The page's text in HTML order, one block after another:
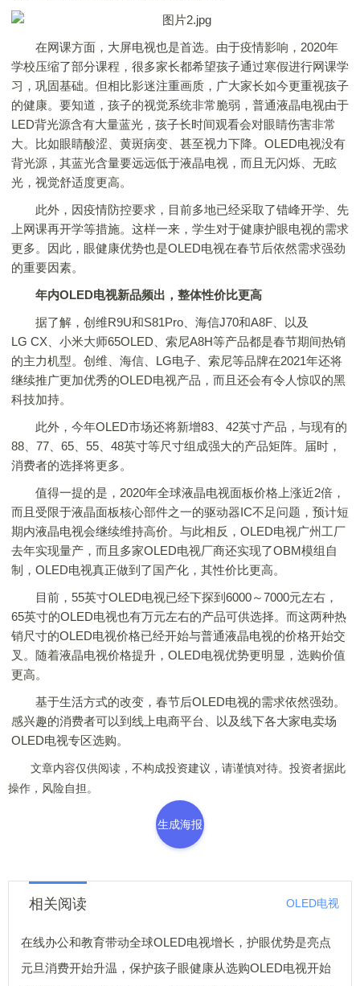
在网课方面，大屏电视也是首选。由于疫情影响，2020年
学校压缩了部分课程，很多家长都希望孩子通过寒假进行网课学
习，巩固基础。但相比影迷注重画质，广大家长如今更重视孩子
的健康。要知道，孩子的视觉系统非常脆弱，普通液晶电视由于
LED背光源含有大量蓝光，孩子长时间观看会对眼睛伤害非常
大。比如眼睛酸涩、黄斑病变、甚至视力下降。OLED电视没有
背光源，其蓝光含量要远远低于液晶电视，而且无闪烁、无眩
光，视觉舒适度更高。
此外，因疫情防控要求，目前多地已经采取了错峰开学、先
上网课再开学等措施。这样一来，学生对于健康护眼电视的需求
更多。因此，眼健康优势也是OLED电视在春节后依然需求强劲
的重要因素。
年内OLED电视新品频出，整体性价比更高
据了解，创维R9U和S81Pro、海信J70和A8F、以及
LG CX、小米大师65OLED、索尼A8H等产品都是春节期间热销
的主力机型。创维、海信、LG电子、索尼等品牌在2021年还将
继续推广更加优秀的OLED电视产品，而且还会有令人惊叹的黑
科技加持。
此外，今年OLED市场还将新增83、42英寸产品，与现有的
88、77、65、55、48英寸等尺寸组成强大的产品矩阵。届时，
消费者的选择将更多。
值得一提的是，2020年全球液晶电视面板价格上涨近2倍，
而且受限于液晶面板核心部件之一的驱动器IC不足问题，预计短
期内液晶电视会继续维持高价。与此相反，OLED电视广州工厂
去年实现量产，而且多家OLED电视厂商还实现了OBM模组自
制，OLED电视真正做到了国产化，其性价比更高。
目前，55英寸OLED电视已经下探到6000～7000元左右，
65英寸的OLED电视也有万元左右的产品可供选择。而这两种热
销尺寸的OLED电视价格已经开始与普通液晶电视的价格开始交
叉。随着液晶电视价格提升，OLED电视优势更明显，选购价值
更高。
基于生活方式的改变，春节后OLED电视的需求依然强劲。
感兴趣的消费者可以到线上电商平台、以及线下各大家电卖场
OLED电视专区选购。
文章内容仅供阅读，不构成投资建议，请谨慎对待。投资者据此
操作，风险自担。
生成海报
相关阅读 OLED电视
在线办公和教育带动全球OLED电视增长，护眼优势是亮点
元旦消费开始升温，保护孩子眼健康从选购OLED电视开始